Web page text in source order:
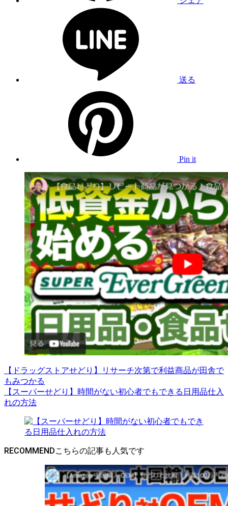
送る
Pin it
【ドラッグストアせどり】リサーチ次第で利益商品が田舎で
もみつかる
【スーパーせどり】時間がない初心者でもできる日用品仕入
れの方法
RECOMMEND